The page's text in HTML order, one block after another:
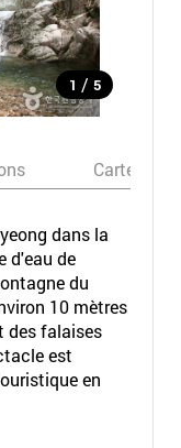
1 / 5
Carte
dans la
d'eau de
du
10 mètres
des falaises
est
en